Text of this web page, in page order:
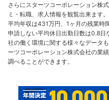
さらにスターツコーポレーション株
ミ・転職、求人情報を観覧出来ます
平均年収は431万円、1ヶ月の残業時
申請しない平均休日出勤日数は0.8
社の働く環境に関する様々なデータ
ーツコーポレーション株式会社の業
調べることができます。